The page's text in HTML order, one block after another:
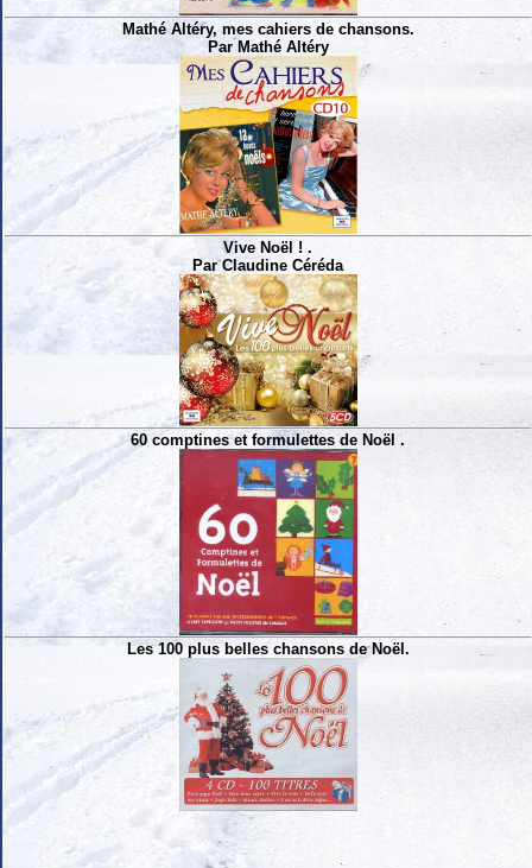
Mathé Altéry, mes cahiers de chansons.
Par Mathé Altéry
Vive Noël ! .
Par Claudine Céréda
60 comptines et formulettes de Noël .
Les 100 plus belles chansons de Noël.